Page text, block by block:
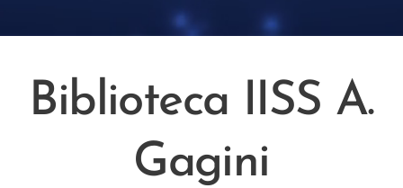
Biblioteca IISS A.
Gagini